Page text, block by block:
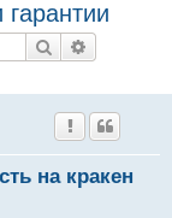
Search
на кракен